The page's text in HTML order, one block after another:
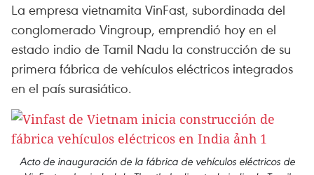
La empresa vietnamita VinFast, subordinada del
conglomerado Vingroup, emprendió hoy en el
estado indio de Tamil Nadu la construcción de su
primera fábrica de vehículos eléctricos integrados
en el país surasiático.
Acto de inauguración de la fábrica de vehículos eléctricos de